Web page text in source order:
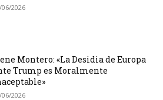
06/2026
Montero: «La Desidia de Europa
Trump es Moralmente
06/2026